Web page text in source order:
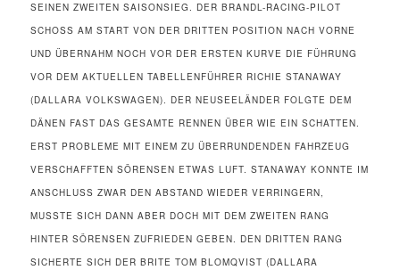
SEINEN ZWEITEN SAISONSIEG. DER BRANDL-RACING-PILOT
SCHOSS AM START VON DER DRITTEN POSITION NACH VORNE
UND ÜBERNAHM NOCH VOR DER ERSTEN KURVE DIE FÜHRUNG
VOR DEM AKTUELLEN TABELLENFÜHRER RICHIE STANAWAY
(DALLARA VOLKSWAGEN). DER NEUSEELÄNDER FOLGTE DEM
DÄNEN FAST DAS GESAMTE RENNEN ÜBER WIE EIN SCHATTEN.
ERST PROBLEME MIT EINEM ZU ÜBERRUNDENDEN FAHRZEUG
VERSCHAFFTEN SÖRENSEN ETWAS LUFT. STANAWAY KONNTE IM
ANSCHLUSS ZWAR DEN ABSTAND WIEDER VERRINGERN,
MUSSTE SICH DANN ABER DOCH MIT DEM ZWEITEN RANG
HINTER SÖRENSEN ZUFRIEDEN GEBEN. DEN DRITTEN RANG
SICHERTE SICH DER BRITE TOM BLOMQVIST (DALLARA